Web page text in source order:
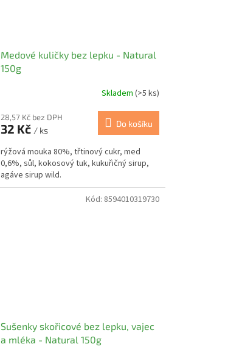
Medové kuličky bez lepku - Natural
150g
Skladem (>5 ks)
28,57 Kč bez DPH
32 Kč / ks
Do košíku
rýžová mouka 80%, třtinový cukr, med
0,6%, sůl, kokosový tuk, kukuřičný sirup,
agáve sirup wild.
Sušenky skořicové bez lepku, vajec
a mléka - Natural 150g
Kód: 8594010319730